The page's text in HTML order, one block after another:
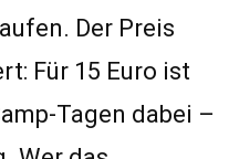
Der Preis
Für 15 Euro ist
Tagen dabei –